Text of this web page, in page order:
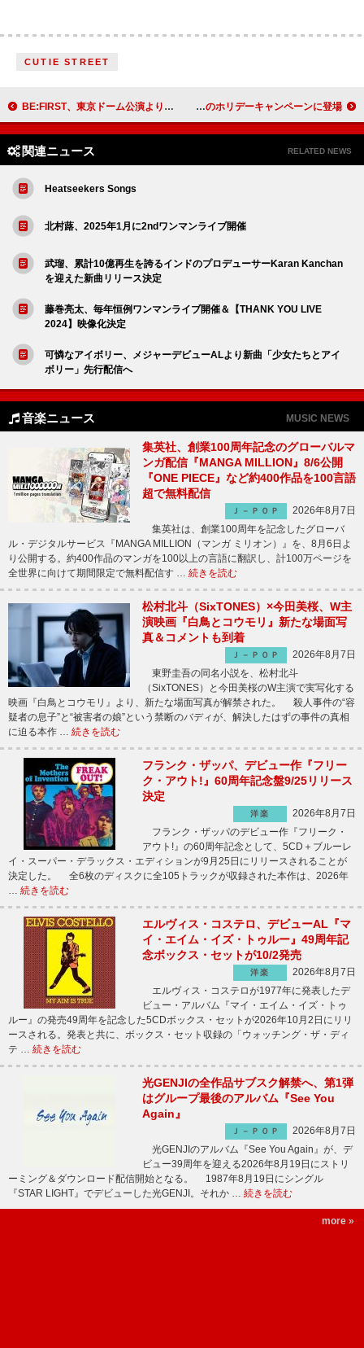
CUTIE STREET
BE:FIRST、東京ドーム公演より「Masterplan」ライブ映像を公開 SEVENTEENのJEONGHAN、ポール・スミスのホリデーキャンペーンに登場
関連ニュース RELATED NEWS
Heatseekers Songs
北村蕗、2025年1月に2ndワンマンライブ開催
武瑠、累計10億再生を誇るインドのプロデューサーKaran Kanchan
を迎えた新曲リリース決定
藤巻亮太、毎年恒例ワンマンライブ開催＆【THANK YOU LIVE
2024】映像化決定
可憐なアイボリー、メジャーデビューALより新曲「少女たちとアイ
ボリー」先行配信へ
音楽ニュース MUSIC NEWS
集英社、創業100周年記念のグローバルマ
ンガ配信『MANGA MILLION』8/6公開
『ONE PIECE』など約400作品を100言語
超で無料配信
Ｊ－ＰＯＰ
2026年8月7日
集英社は、創業100周年を記念したグローバ
ル・デジタルサービス『MANGA MILLION（マンガ ミリオン）』を、8月6日よ
り公開する。約400作品のマンガを100以上の言語に翻訳し、計100万ページを
全世界に向けて期間限定で無料配信す … 続きを読む
松村北斗（SixTONES）×今田美桜、W主
演映画『白鳥とコウモリ』新たな場面写
真＆コメントも到着
Ｊ－ＰＯＰ
2026年8月7日
東野圭吾の同名小説を、松村北斗
（SixTONES）と今田美桜のW主演で実写化する
映画『白鳥とコウモリ』より、新たな場面写真が解禁された。 殺人事件の“容
疑者の息子”と“被害者の娘”という禁断のバディが、解決したはずの事件の真相
に迫る本作 … 続きを読む
フランク・ザッパ、デビュー作『フリー
ク・アウト!』60周年記念盤9/25リリース
決定
洋楽
2026年8月7日
フランク・ザッパのデビュー作『フリーク・
アウト!』の60周年記念として、5CD＋ブルーレ
イ・スーパー・デラックス・エディションが9月25日にリリースされることが
決定した。 全6枚のディスクに全105トラックが収録された本作は、2026年
… 続きを読む
エルヴィス・コステロ、デビューAL『マ
イ・エイム・イズ・トゥルー』49周年記
念ボックス・セットが10/2発売
洋楽
2026年8月7日
エルヴィス・コステロが1977年に発表したデ
ビュー・アルバム『マイ・エイム・イズ・トゥ
ルー』の発売49周年を記念した5CDボックス・セットが2026年10月2日にリリ
ースされる。発表と共に、ボックス・セット収録の「ウォッチング・ザ・ディ
テ … 続きを読む
光GENJIの全作品サブスク解禁へ、第1弾
はグループ最後のアルバム『See You
Again』
Ｊ－ＰＯＰ
2026年8月7日
光GENJIのアルバム『See You Again』が、デ
ビュー39周年を迎える2026年8月19日にストリ
ーミング＆ダウンロード配信開始となる。 1987年8月19日にシングル
『STAR LIGHT』でデビューした光GENJI。それか … 続きを読む
more »